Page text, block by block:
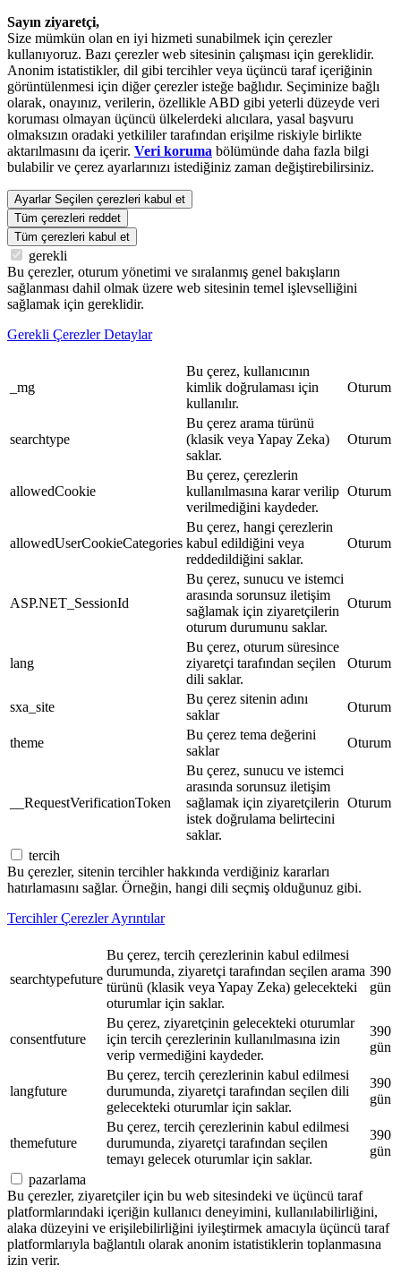
Sayın ziyaretçi,
Size mümkün olan en iyi hizmeti sunabilmek için çerezler
kullanıyoruz. Bazı çerezler web sitesinin çalışması için gereklidir.
Anonim istatistikler, dil gibi tercihler veya üçüncü taraf içeriğinin
görüntülenmesi için diğer çerezler isteğe bağlıdır. Seçiminize bağlı
olarak, onayınız, verilerin, özellikle ABD gibi yeterli düzeyde veri
koruması olmayan üçüncü ülkelerdeki alıcılara, yasal başvuru
olmaksızın oradaki yetkililer tarafından erişilme riskiyle birlikte
aktarılmasını da içerir. Veri koruma bölümünde daha fazla bilgi
bulabilir ve çerez ayarlarınızı istediğiniz zaman değiştirebilirsiniz.
Ayarlar Seçilen çerezleri kabul et
Tüm çerezleri reddet
Tüm çerezleri kabul et
gerekli
Bu çerezler, oturum yönetimi ve sıralanmış genel bakışların
sağlanması dahil olmak üzere web sitesinin temel işlevselliğini
sağlamak için gereklidir.
Gerekli Çerezler Detaylar
_mg
Bu çerez, kullanıcının
kimlik doğrulaması için
kullanılır.
Oturum
searchtype
Bu çerez arama türünü
(klasik veya Yapay Zeka)
saklar.
Oturum
allowedCookie
Bu çerez, çerezlerin
kullanılmasına karar verilip
verilmediğini kaydeder.
Oturum
allowedUserCookieCategories
Bu çerez, hangi çerezlerin
kabul edildiğini veya
reddedildiğini saklar.
Oturum
ASP.NET_SessionId
Bu çerez, sunucu ve istemci
arasında sorunsuz iletişim
sağlamak için ziyaretçilerin
oturum durumunu saklar.
Oturum
lang
Bu çerez, oturum süresince
ziyaretçi tarafından seçilen
dili saklar.
Oturum
sxa_site
Bu çerez sitenin adını
saklar
Oturum
theme
Bu çerez tema değerini
saklar
Oturum
__RequestVerificationToken
Bu çerez, sunucu ve istemci
arasında sorunsuz iletişim
sağlamak için ziyaretçilerin
istek doğrulama belirtecini
saklar.
Oturum
tercih
Bu çerezler, sitenin tercihler hakkında verdiğiniz kararları
hatırlamasını sağlar. Örneğin, hangi dili seçmiş olduğunuz gibi.
Tercihler Çerezler Ayrıntılar
searchtypefuture
Bu çerez, tercih çerezlerinin kabul edilmesi
durumunda, ziyaretçi tarafından seçilen arama
türünü (klasik veya Yapay Zeka) gelecekteki
oturumlar için saklar.
390
gün
consentfuture
Bu çerez, ziyaretçinin gelecekteki oturumlar
için tercih çerezlerinin kullanılmasına izin
verip vermediğini kaydeder.
390
gün
langfuture
Bu çerez, tercih çerezlerinin kabul edilmesi
durumunda, ziyaretçi tarafından seçilen dili
gelecekteki oturumlar için saklar.
390
gün
themefuture
Bu çerez, tercih çerezlerinin kabul edilmesi
durumunda, ziyaretçi tarafından seçilen
temayı gelecek oturumlar için saklar.
390
gün
pazarlama
Bu çerezler, ziyaretçiler için bu web sitesindeki ve üçüncü taraf
platformlarındaki içeriğin kullanıcı deneyimini, kullanılabilirliğini,
alaka düzeyini ve erişilebilirliğini iyileştirmek amacıyla üçüncü taraf
platformlarıyla bağlantılı olarak anonim istatistiklerin toplanmasına
izin verir.